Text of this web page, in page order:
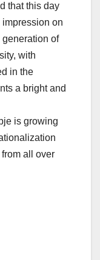
that this day
on
of
with
in the
a bright and
is growing
all over